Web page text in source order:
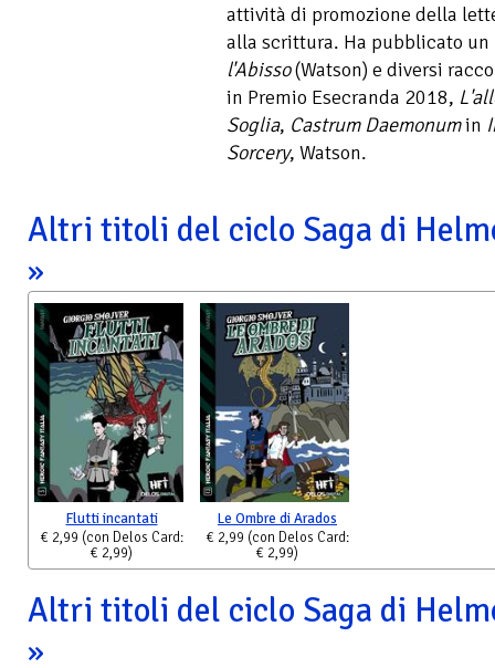
attività di promozione della
alla scrittura. Ha pubblicato
l'Abisso(Watson) e diversi
in Premio Esecranda 2018,
Soglia, Castrum Daemonumin
Sorcery, Watson.
Altri titoli del ciclo Saga di
Flutti incantati
€ 2,99 (con Delos Card:
€ 2,99)
Le Ombre di Arados
€ 2,99 (con Delos Card:
€ 2,99)
Altri titoli del ciclo Saga di